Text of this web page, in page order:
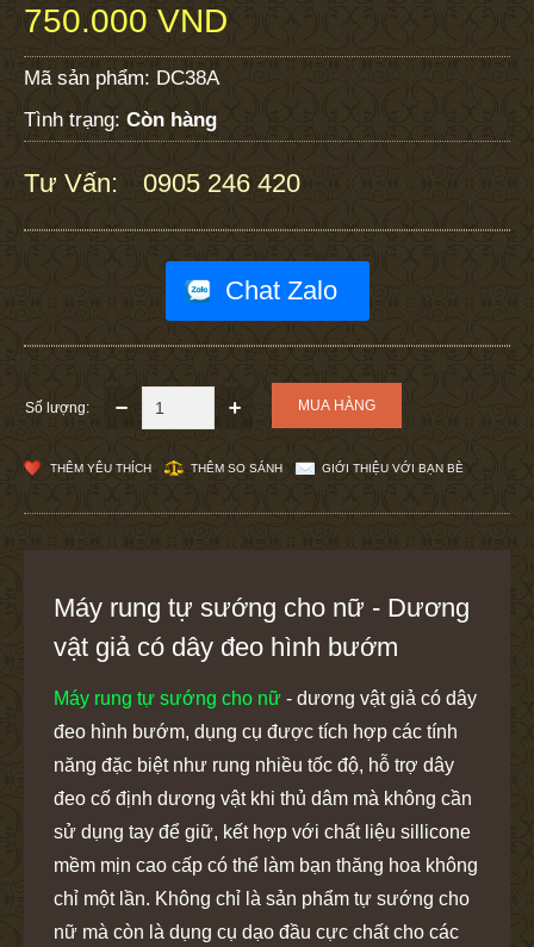
750.000 VND
Mã sản phẩm: DC38A
Tình trạng: Còn hàng
Tư Vấn: 0905 246 420
Chat Zalo
Số lượng:
THÊM YÊU THÍCH THÊM SO SÁNH GIỚI THIỆU VỚI BẠN BÈ
Máy rung tự sướng cho nữ - Dương
vật giả có dây đeo hình bướm
Máy rung tự sướng cho nữ - dương vật giả có dây
đeo hình bướm, dụng cụ được tích hợp các tính
năng đặc biệt như rung nhiều tốc độ, hỗ trợ dây
đeo cố định dương vật khi thủ dâm mà không cần
sử dụng tay để giữ, kết hợp với chất liệu sillicone
mềm mịn cao cấp có thể làm bạn thăng hoa không
chỉ một lần. Không chỉ là sản phẩm tự sướng cho
nữ mà còn là dụng cụ dạo đầu cực chất cho các